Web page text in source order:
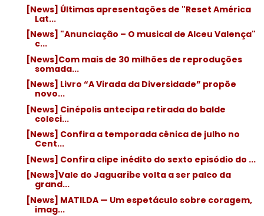
[News] Últimas apresentações de "Reset América
Lat...
[News] "Anunciação – O musical de Alceu Valença"
c...
[News]Com mais de 30 milhões de reproduções
somada...
[News] Livro “A Virada da Diversidade” propõe
novo...
[News] Cinépolis antecipa retirada do balde
coleci...
[News] Confira a temporada cênica de julho no
Cent...
[News] Confira clipe inédito do sexto episódio do ...
[News]Vale do Jaguaribe volta a ser palco da
grand...
[News] MATILDA — Um espetáculo sobre coragem,
imag...